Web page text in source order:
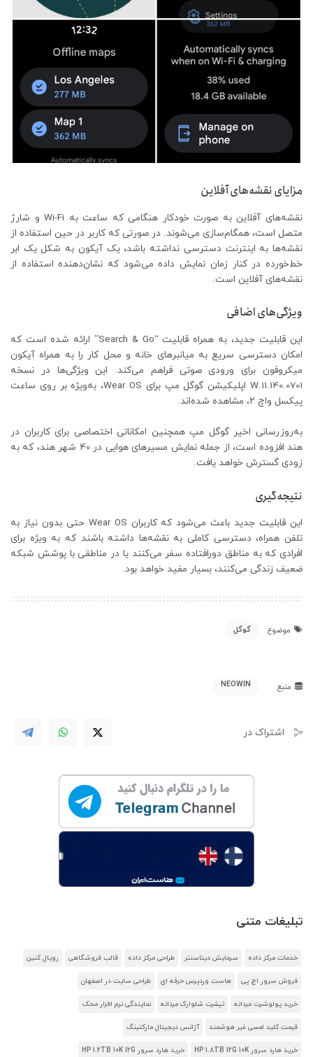
مزایای نقشه‌های آفلاین
نقشه‌های آفلاین به صورت خودکار هنگامی که ساعت به Wi-Fi و شارژ
متصل است، همگام‌سازی می‌شوند. در صورتی که کاربر در حین استفاده از
نقشه‌ها به اینترنت دسترسی نداشته باشد، یک آیکون به شکل یک ابر
خط‌خورده در کنار زمان نمایش داده می‌شود که نشان‌دهنده استفاده از
نقشه‌های آفلاین است.
ویژگی‌های اضافی
این قابلیت جدید، به همراه قابلیت “Search & Go” ارائه شده است که
امکان دسترسی سریع به میانبرهای خانه و محل کار را به همراه آیکون
میکروفون برای ورودی صوتی فراهم می‌کند. این ویژگی‌ها در نسخه
11.140.0701.W اپلیکیشن گوگل مپ برای Wear OS، به‌ویژه بر روی ساعت
پیکسل واچ ۲، مشاهده شده‌اند.
به‌روزرسانی اخیر گوگل مپ همچنین امکاناتی اختصاصی برای کاربران در
هند افزوده است، از جمله نمایش مسیرهای هوایی در 40 شهر هند، که به
زودی گسترش خواهد یافت.
نتیجه‌گیری
این قابلیت جدید باعث می‌شود که کاربران Wear OS حتی بدون نیاز به
تلفن همراه، دسترسی کاملی به نقشه‌ها داشته باشند که به ویژه برای
افرادی که به مناطق دورافتاده سفر می‌کنند یا در مناطقی با پوشش شبکه
ضعیف زندگی می‌کنند، بسیار مفید خواهد بود.
موضوع گوگل
منبع NEOWIN
اشتراک در
تبلیغات متنی
خدمات مرکز داده سرمایش دیتاسنتر طراحی مرکز داده قالب فروشگاهی رویال کنین
فروش سرور اچ پی هاست وردپرس حرفه ای طراحی سایت در اصفهان
خرید پولوشرت مردانه تیشرت شلوارک مردانه نمایندگی نرم افزار محک
قیمت کلید لمسی غیر هوشمند آژانس دیجیتال مارکتینگ
خرید هارد سرور HP 1.8TB 12G 10K خرید هارد سرور HP 1.2TB 10K 12G